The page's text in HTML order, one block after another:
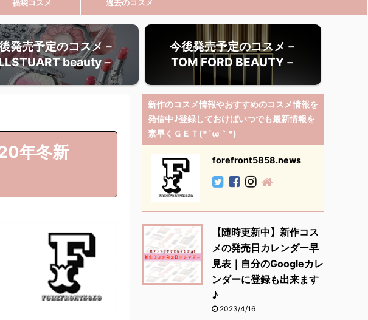
福袋コスメ 過去のコスメ
発売予定のコスメ－
beauty－
今後発売予定のコスメ－
TOM FORD BEAUTY－
年冬新
新作のコスメ情報やおすすめのコスメ情報を
発信中♪登録しておけばいつでも最新情報を
素早くＧＥＴ(*´ω｀*)
forefront5858.news
【随時更新中】新作コス
メの発売日カレンダー早
見表｜自分のGoogleカレ
ンダーに登録も出来ます
♪
2023/4/16